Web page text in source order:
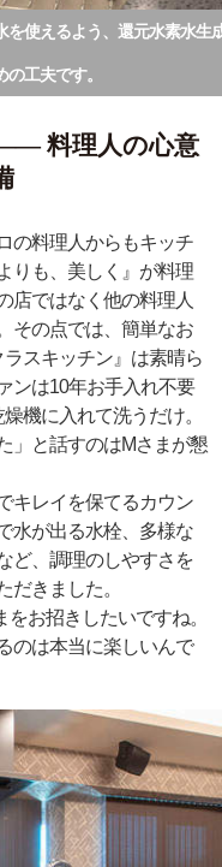
を使えるよう、還元水素水生
工夫です。
料理人の心意
の料理人からもキッチ
りも、美しく』が料理
店ではなく他の料理人
その点では、簡単なお
スキッチン』は素晴ら
ンは10年お手入れ不要
機に入れて洗うだけ。
」と話すのはMさまが懇
キレイを保てるカウン
水が出る水栓、多様な
ど、調理のしやすさを
だきました。
お招きしたいですね。
のは本当に楽しいんで